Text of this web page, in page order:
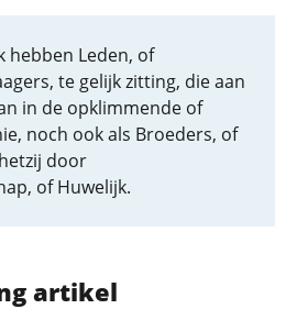
hebben Leden, of
te gelijk zitting, die aan
in de opklimmende of
noch ook als Broeders, of
door
of Huwelijk.
artikel